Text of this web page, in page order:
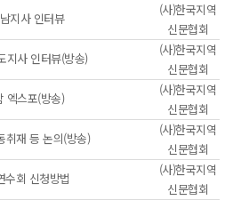
지사 인터뷰
(사)한국지역
신문협회
지사 인터뷰(방송)
(사)한국지역
신문협회
엑스포(방송)
(사)한국지역
신문협회
취재 등 논의(방송)
(사)한국지역
신문협회
수회 신청방법
(사)한국지역
신문협회